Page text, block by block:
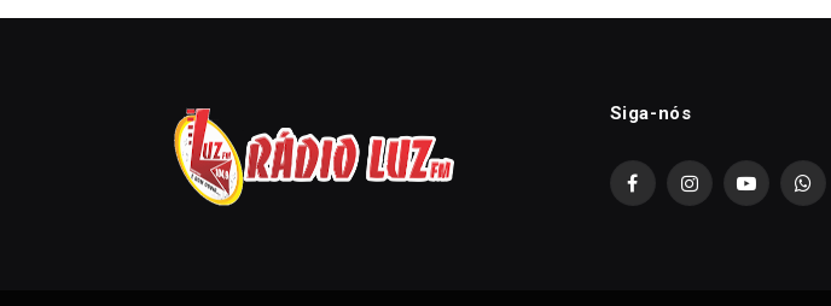
Siga-nós
FacebookInstagramYouTube